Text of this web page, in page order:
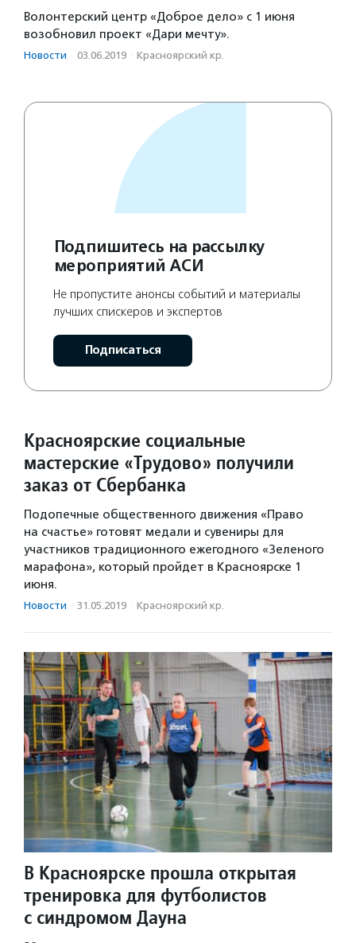
Волонтерский центр «Доброе дело» с 1 июня
возобновил проект «Дари мечту».
Новости · 03.06.2019 · Красноярский кр.
Подпишитесь на рассылку
мероприятий АСИ
Не пропустите анонсы событий и материалы
лучших спискеров и экспертов
Подписаться
Красноярские социальные
мастерские «Трудово» получили
заказ от Сбербанка
Подопечные общественного движения «Право
на счастье» готовят медали и сувениры для
участников традиционного ежегодного «Зеленого
марафона», который пройдет в Красноярске 1
июня.
Новости · 31.05.2019 · Красноярский кр.
В Красноярске прошла открытая
тренировка для футболистов
с синдромом Дауна